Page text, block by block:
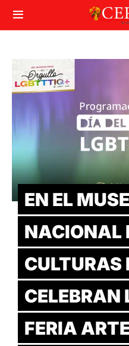
EN EL
NACIONAL
CULTURAS
CELEBRAN
FERIA